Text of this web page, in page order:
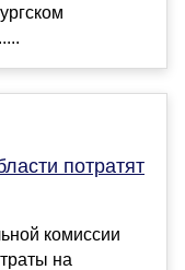
потратят
комиссии
на